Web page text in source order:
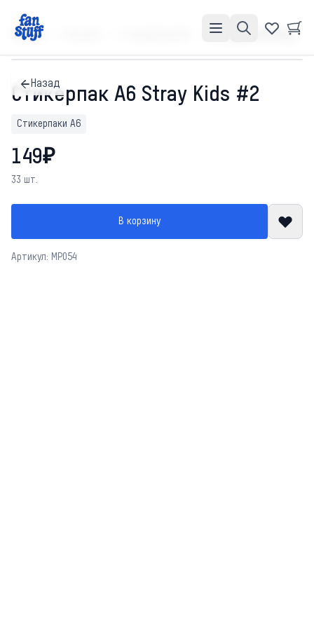
Главная Стикерпак А6 Stray Kids #2
Назад
Стикерпак А6 Stray Kids #2
Стикерпаки А6
149₽
33 шт.
В корзину
Артикул: MP054